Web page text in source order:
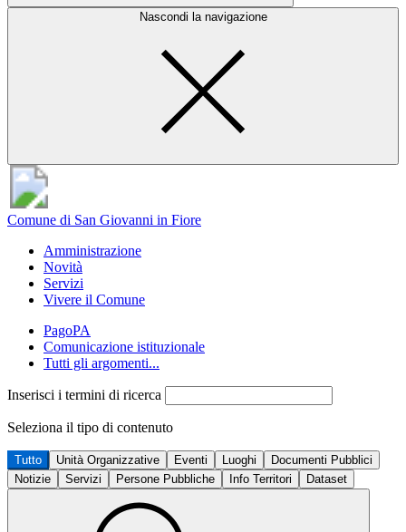
Nascondi la navigazione
Comune di San Giovanni in Fiore
Amministrazione
Novità
Servizi
Vivere il Comune
PagoPA
Comunicazione istituzionale
Tutti gli argomenti...
Inserisci i termini di ricerca
Seleziona il tipo di contenuto
Tutto Unità Organizzative Eventi Luoghi
Documenti Pubblici
Notizie
Servizi Persone Pubbliche Info Territori Dataset